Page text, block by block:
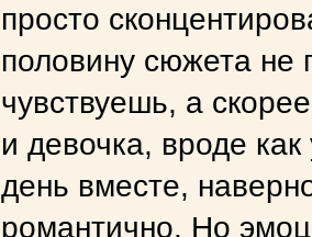
просто
половину сюжета не
чувствуешь, а
и девочка, вроде
день вместе,
романтично. Но